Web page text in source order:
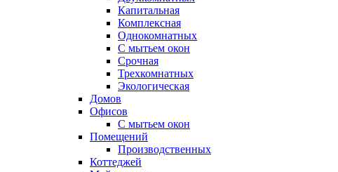
Капитальная
Комплексная
Однокомнатных
С мытьем окон
Срочная
Трехкомнатных
Экологическая
Домов
Офисов
С мытьем окон
Помещений
Производственных
Коттеджей